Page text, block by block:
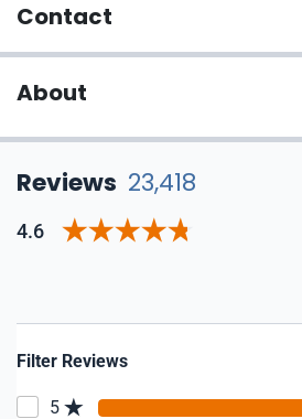
Contact
About
Reviews 23,418
4.6
Filter Reviews
5